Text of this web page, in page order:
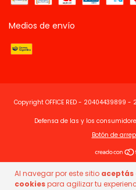
Al navegar por este sitio aceptás
cookiespara agilizar tu
Medios de envío
Copyright OFFICE RED - 20404439899
Defensa de las y los
Botón de